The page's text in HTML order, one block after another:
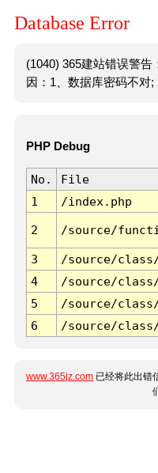
Database Error
(1040) 365建站错误警
因：1、数据库密码不对;
PHP Debug
No. File
1
/index.php
2 /source/
3 /source/
4
/source/
5
/source/
6
/source/
www.365jz.com 已经将此出错